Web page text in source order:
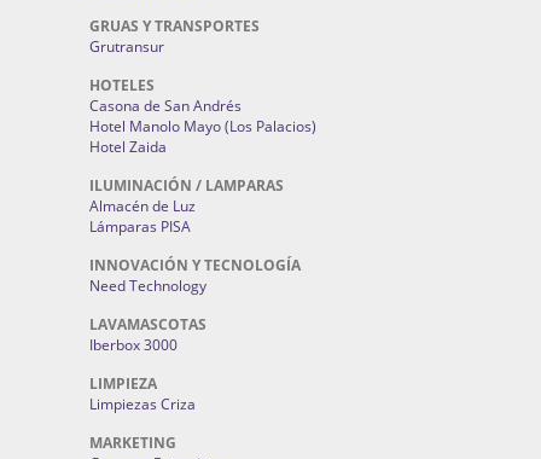
GRUAS Y TRANSPORTES
Grutransur
HOTELES
Casona de San Andrés
Hotel Manolo Mayo (Los Palacios)
Hotel Zaida
ILUMINACIÓN / LAMPARAS
Almacén de Luz
Lámparas PISA
INNOVACIÓN Y TECNOLOGÍA
Need Technology
LAVAMASCOTAS
Iberbox 3000
LIMPIEZA
Limpiezas Criza
MARKETING